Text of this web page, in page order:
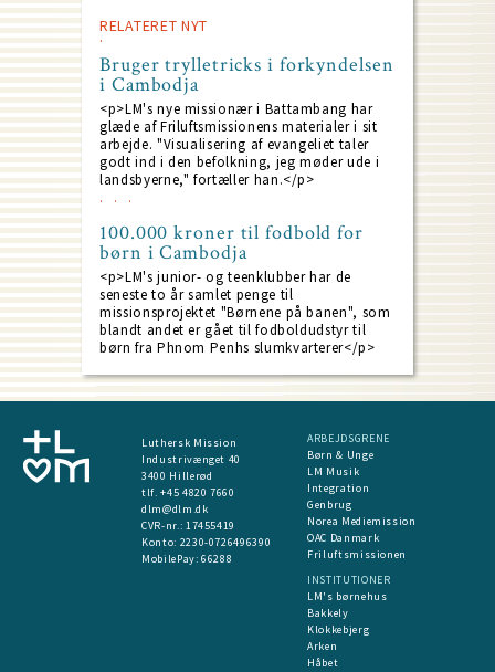
RELATERET NYT
Bruger trylletricks i forkyndelsen
i Cambodja
<p>LM's nye missionær i Battambang har
glæde af Friluftsmissionens materialer i sit
arbejde. "Visualisering af evangeliet taler
godt ind i den befolkning, jeg møder ude i
landsbyerne," fortæller han.</p>
100.000 kroner til fodbold for
børn i Cambodja
<p>LM's junior- og teenklubber har de
seneste to år samlet penge til
missionsprojektet "Børnene på banen", som
blandt andet er gået til fodboldudstyr til
børn fra Phnom Penhs slumkvarterer</p>
Luthersk Mission
Industrivænget 40
3400 Hillerød
tlf. +45 4820 7660
dlm@dlm.dk
CVR-nr.: 17455419
​Konto: 2230-0726496390
MobilePay:66288
ARBEJDSGRENE
Børn & Unge
LM Musik
Integration
Genbrug
Norea Mediemission
OAC Danmark
Friluftsmissionen
INSTITUTIONER
LM's børnehus
Bakkely
Klokkebjerg
Arken
Håbet